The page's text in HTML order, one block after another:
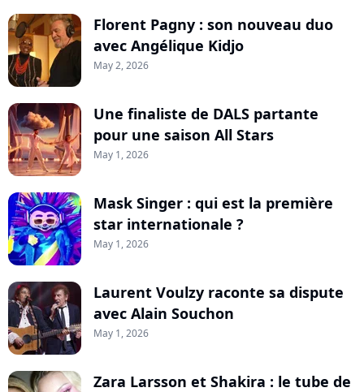
Florent Pagny : son nouveau duo
avec Angélique Kidjo
May 2, 2026
Une finaliste de DALS partante
pour une saison All Stars
May 1, 2026
Mask Singer : qui est la première
star internationale ?
May 1, 2026
Laurent Voulzy raconte sa dispute
avec Alain Souchon
May 1, 2026
Zara Larsson et Shakira : le tube de